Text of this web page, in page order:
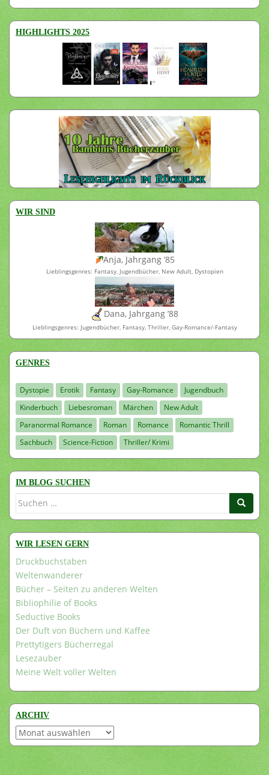
HIGHLIGHTS 2025
WIR SIND
Anja, Jahrgang ’85
Lieblingsgenres: Fantasy, Jugendbücher, New Adult, Dystopien
Dana, Jahrgang ’88
Lieblingsgenres: Jugendbücher, Fantasy, Thriller, Gay-Romance/-Fantasy
GENRES
Dystopie Erotik Fantasy Gay-Romance
Jugendbuch
Kinderbuch
Liebesroman Märchen
New Adult
Paranormal Romance
Roman Romance
Romantic Thrill
Sachbuch
Science-Fiction Thriller/ Krimi
IM BLOG SUCHEN
Suchen
WIR LESEN GERN
Druckbuchstaben
Weltenwanderer
Bücher – Seiten zu anderen Welten
Bibliophilie of Books
Seductive Books
Der Duft von Büchern und Kaffee
Prettytigers Bücherregal
Lesezauber
Meine Welt voller Welten
ARCHIV
Archiv